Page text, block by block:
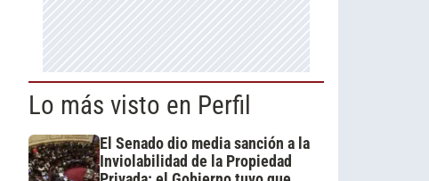
Lo más visto en Perfil
El Senado dio media sanción a la
Inviolabilidad de la Propiedad